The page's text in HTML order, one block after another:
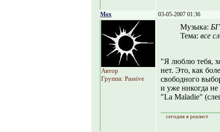
Mox 03-05-2007 01:36
Автор
Группа: Passive
Музыка: БГ
Тема: все
"Я люблю тебя,
нет. Это, как
свободного
и уже никогда
"La Maladie"
сегодня я реалист